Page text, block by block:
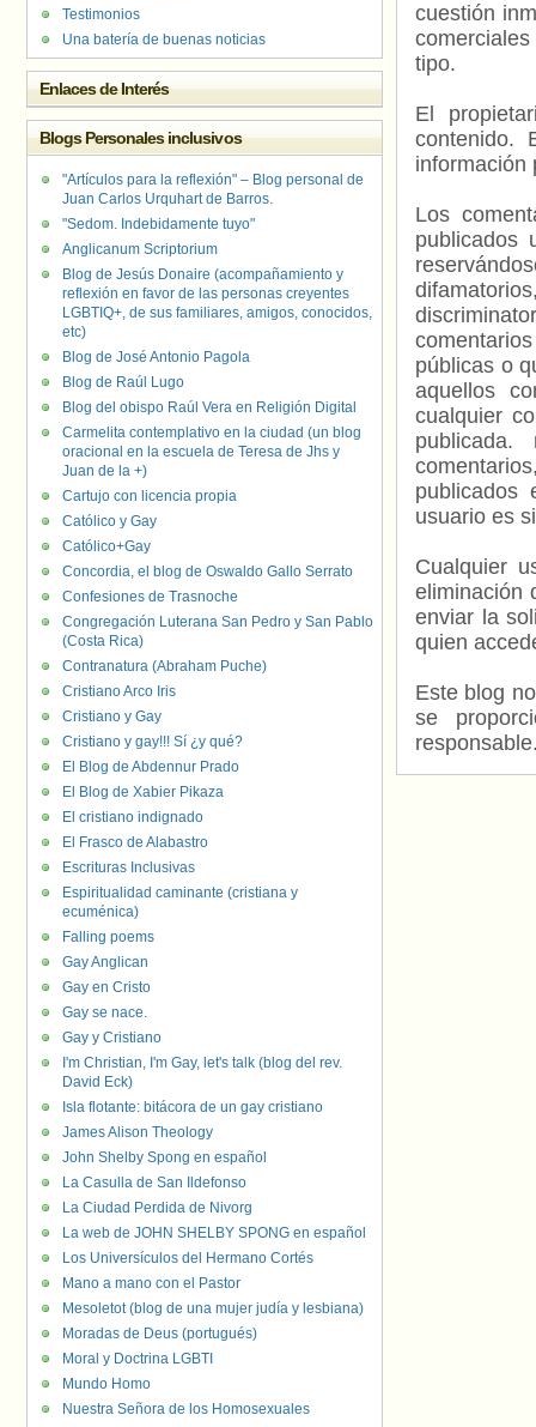
cuestión
tipo.
El
contenido.
información
Los
publicados
públicas o
aquellos
cualquier
usuario es
Cualquier
eliminación
enviar la
quien
Este blog
se
Testimonios
Una batería de buenas noticias
Enlaces de Interés
Blogs Personales inclusivos
"Artículos para la reflexión" – Blog personal de
Juan Carlos Urquhart de Barros.
"Sedom. Indebidamente tuyo"
Anglicanum Scriptorium
Blog de Jesús Donaire (acompañamiento y
reflexión en favor de las personas creyentes
LGBTIQ+, de sus familiares, amigos, conocidos,
etc)
Blog de José Antonio Pagola
Blog de Raúl Lugo
Blog del obispo Raúl Vera en Religión Digital
Carmelita contemplativo en la ciudad (un blog
oracional en la escuela de Teresa de Jhs y
Juan de la +)
Cartujo con licencia propia
Católico y Gay
Católico+Gay
Concordia, el blog de Oswaldo Gallo Serrato
Confesiones de Trasnoche
Congregación Luterana San Pedro y San Pablo
(Costa Rica)
Contranatura (Abraham Puche)
Cristiano Arco Iris
Cristiano y Gay
Cristiano y gay!!! Sí ¿y qué?
El Blog de Abdennur Prado
El Blog de Xabier Pikaza
El cristiano indignado
El Frasco de Alabastro
Escrituras Inclusivas
Espiritualidad caminante (cristiana y
ecuménica)
Falling poems
Gay Anglican
Gay en Cristo
Gay se nace.
Gay y Cristiano
I'm Christian, I'm Gay, let's talk (blog del rev.
David Eck)
Isla flotante: bitácora de un gay cristiano
James Alison Theology
John Shelby Spong en español
La Casulla de San Ildefonso
La Ciudad Perdida de Nivorg
La web de JOHN SHELBY SPONG en español
Los Universículos del Hermano Cortés
Mano a mano con el Pastor
Mesoletot (blog de una mujer judía y lesbiana)
Moradas de Deus (portugués)
Moral y Doctrina LGBTI
Mundo Homo
Nuestra Señora de los Homosexuales